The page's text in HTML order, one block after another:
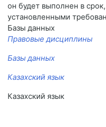
он будет выполнен в
установленными
Базы данных
Правовые дисциплины
Базы данных
Казахский язык
Казахский язык